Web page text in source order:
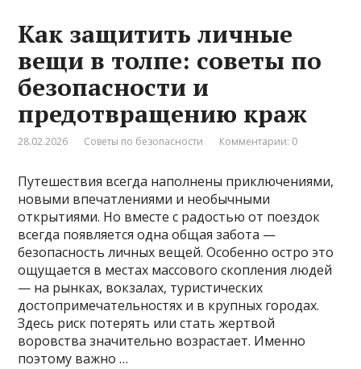
Как защитить личные
вещи в толпе: советы по
безопасности и
предотвращению краж
28.02.2026 Советы по безопасности Комментарии: 0
Путешествия всегда наполнены приключениями,
новыми впечатлениями и необычными
открытиями. Но вместе с радостью от поездок
всегда появляется одна общая забота —
безопасность личных вещей. Особенно остро это
ощущается в местах массового скопления людей
— на рынках, вокзалах, туристических
достопримечательностях и в крупных городах.
Здесь риск потерять или стать жертвой
воровства значительно возрастает. Именно
поэтому важно …